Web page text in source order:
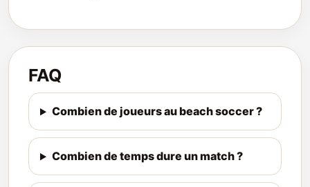
FAQ
Combien de joueurs au beach soccer ?
Combien de temps dure un match ?